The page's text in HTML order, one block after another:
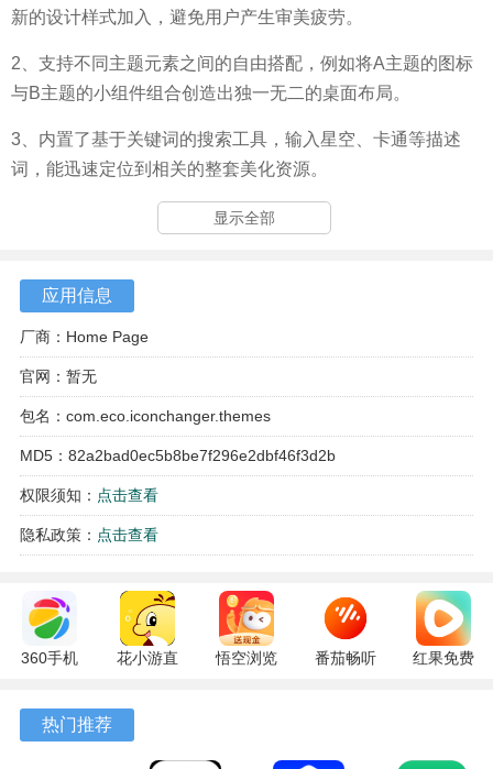
新的设计样式加入，避免用户产生审美疲劳。
2、支持不同主题元素之间的自由搭配，例如将A主题的图标
与B主题的小组件组合创造出独一无二的桌面布局。
3、内置了基于关键词的搜索工具，输入星空、卡通等描述
词，能迅速定位到相关的整套美化资源。
显示全部
应用信息
厂商：Home Page
官网：暂无
包名：com.eco.iconchanger.themes
MD5：82a2bad0ec5b8be7f296e2dbf46f3d2b
权限须知： 点击查看
隐私政策： 点击查看
360手机
10.13.27
最新版
花小游直
17.9.56
悟空浏览
番茄畅听
红果免费
热门推荐